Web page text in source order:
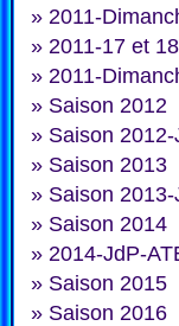
» 2011-
» 2011-17 et
» 2011-
» Saison 2012
» Saison
» Saison 2013
» Saison
» Saison 2014
» 2014-JdP-
» Saison 2015
» Saison 2016